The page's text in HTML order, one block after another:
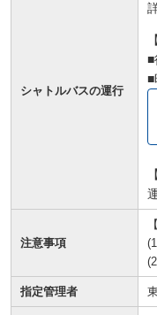
シャトルバスの運行
■
■
注意事項
指定管理者